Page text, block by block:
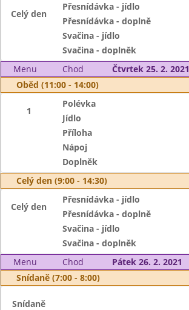
Celý den
Přesnídávka - jídlo
Přesnídávka - doplně
Svačina - jídlo
Svačina - doplněk
Menu
Chod
Čtvrtek 25. 2. 2021
Oběd (11:00 - 14:00)
1
Polévka
Jídlo
Příloha
Nápoj
Doplněk
Celý den (9:00 - 14:30)
Celý den
Přesnídávka - jídlo
Přesnídávka - doplně
Svačina - jídlo
Svačina - doplněk
Menu
Chod
Pátek 26. 2. 2021
Snídaně (7:00 - 8:00)
Snídaně